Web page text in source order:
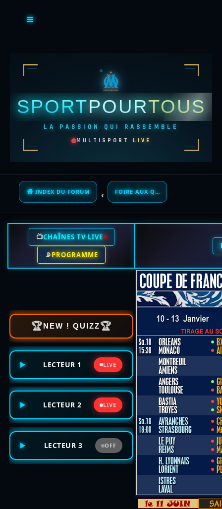
SPORTPOURTOUS
LA PASSION QUI RASSEMBLE
MULTISPORT LIVE
INDEX DU FORUM FOIRE AUX QUESTIONS (QUESTIONS POSÉES FRÉQUEMMENT)
📺CHAÎNES TV LIVE
📡PROGRAMME
🏆NEW ! QUIZZ🏆
LECTEUR 1 LIVE
LECTEUR 2 LIVE
LECTEUR 3 OFF